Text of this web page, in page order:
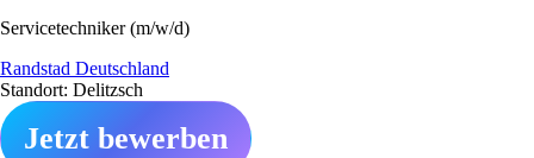
Servicetechniker (m/w/d)
Randstad Deutschland
Standort: Delitzsch
Jetzt bewerben